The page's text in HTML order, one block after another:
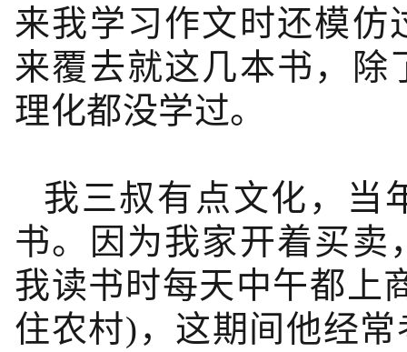
来我学习作文时还模仿
来覆去就这几本书，除
理化都没学过。
我三叔有点文化，当
书。因为我家开着买卖
我读书时每天中午都上
住农村)，这期间他经